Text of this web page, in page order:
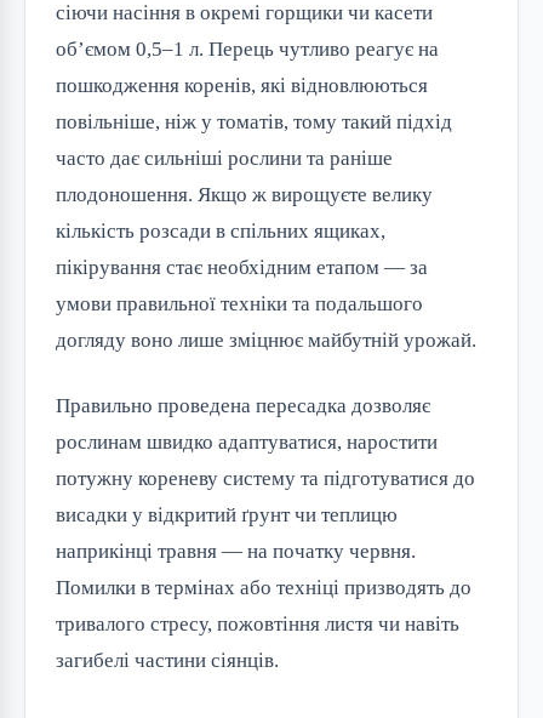
сіючи насіння в окремі горщики чи касети
об’ємом 0,5–1 л. Перець чутливо реагує на
пошкодження коренів, які відновлюються
повільніше, ніж у томатів, тому такий підхід
часто дає сильніші рослини та раніше
плодоношення. Якщо ж вирощуєте велику
кількість розсади в спільних ящиках,
пікірування стає необхідним етапом — за
умови правильної техніки та подальшого
догляду воно лише зміцнює майбутній урожай.
Правильно проведена пересадка дозволяє
рослинам швидко адаптуватися, наростити
потужну кореневу систему та підготуватися до
висадки у відкритий ґрунт чи теплицю
наприкінці травня — на початку червня.
Помилки в термінах або техніці призводять до
тривалого стресу, пожовтіння листя чи навіть
загибелі частини сіянців.